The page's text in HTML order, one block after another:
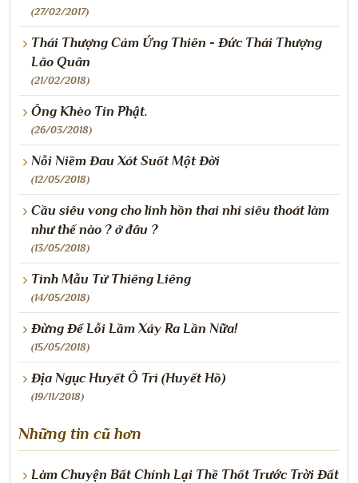
(27/02/2017)
Thái Thượng Cảm Ứng Thiên - Đức Thái Thượng
Lão Quân
(21/02/2018)
Ông Khèo Tin Phật.
(26/03/2018)
Nỗi Niềm Đau Xót Suốt Một Đời
(12/05/2018)
Cầu siêu vong cho linh hồn thai nhi siêu thoát làm
như thế nào ? ở đâu ?
(13/05/2018)
Tình Mẫu Tử Thiêng Liêng
(14/05/2018)
Đừng Để Lỗi Lầm Xảy Ra Lần Nữa!
(15/05/2018)
Địa Ngục Huyết Ô Trì (Huyết Hồ)
(19/11/2018)
Những tin cũ hơn
Làm Chuyện Bất Chính Lại Thề Thốt Trước Trời Đất